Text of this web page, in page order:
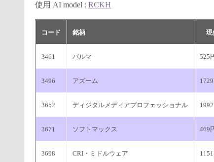
使用 AI model : RCKH
コード 銘柄 現
3461 パルマ 525
3496 アズーム
3652 ディジタルメディアプロフェッショナル
3671 ソフトマックス 469
3698 CRI・ミドルウェア